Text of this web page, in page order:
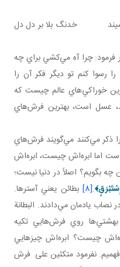
خدنگ بلا بر دل دل
چرا آه مي‌کشي براي چه
رسوا کنم تو ديگر فکر آن را
خوراکي‌هاي عالم چيست که
عسل است، بهترين فرش‌هاي
ذکر مي‌کنند مي‌گويند فرش‌هاي
اما ابره‌اش چيست، ابره‌اش
بگويم؟ اصلاً در دنيا نيست؛
﴾.
[8]
بطائن يعني آسترها.
نصاب يادمان مي‌دادند. البطانة
بهشتي‌ها روي فرش‌هايي تکيه
چيست؟ ابره‌اش چيزهايي
نفرمود متکئين علی فرش